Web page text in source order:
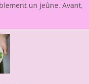
un jeûne. Avant,